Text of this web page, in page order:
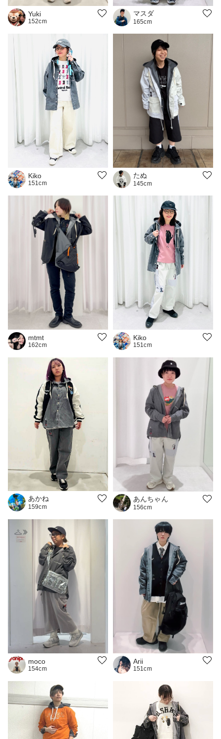
Yuki
152cm
マスダ
165cm
Kiko
151cm
たぬ
145cm
mtmt
162cm
Kiko
151cm
あかね
159cm
あんちゃん
156cm
moco
154cm
Arii
151cm